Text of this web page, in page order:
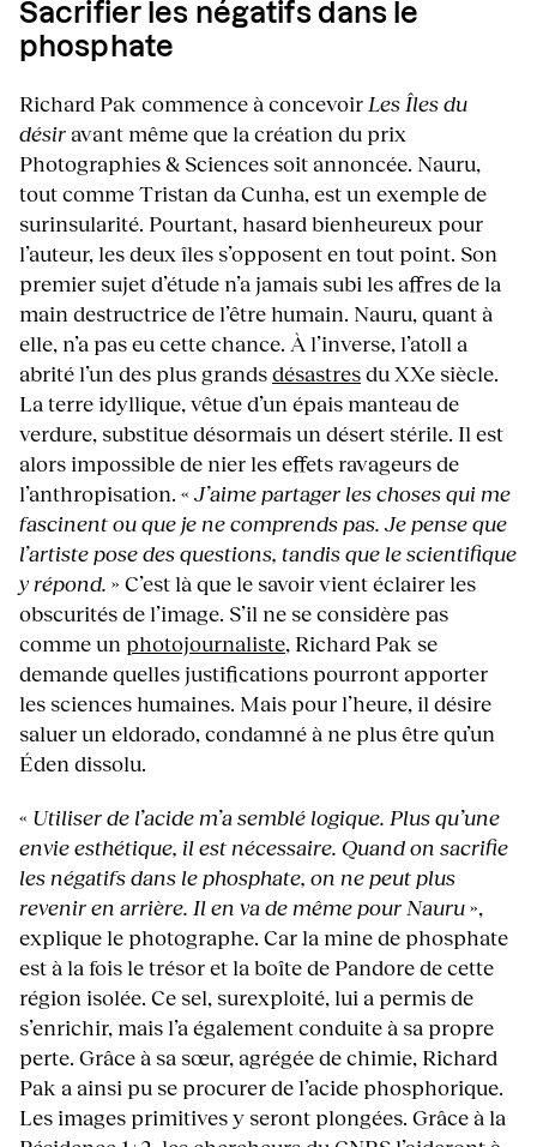
Sacrifier les négatifs dans le
phosphate
Richard Pak commence à concevoir Les Îles du
désir avant même que la création du prix
Photographies & Sciences soit annoncée. Nauru,
tout comme Tristan da Cunha, est un exemple de
surinsularité. Pourtant, hasard bienheureux pour
l’auteur, les deux îles s’opposent en tout point. Son
premier sujet d’étude n’a jamais subi les affres de la
main destructrice de l’être humain. Nauru, quant à
elle, n’a pas eu cette chance. À l’inverse, l’atoll a
abrité l’un des plus grandsdésastresdu XXe siècle.
La terre idyllique, vêtue d’un épais manteau de
verdure, substitue désormais un désert stérile. Il est
alors impossible de nier les effets ravageurs de
l’anthropisation. «J’aime partager les choses qui me
fascinent ou que je ne comprends pas. Je pense que
l’artiste pose des questions, tandis que le scientifique
y répond. » C’est là que le savoir vient éclairer les
obscurités de l’image. S’il ne se considère pas
comme un photojournaliste, Richard Pak se
demande quelles justifications pourront apporter
les sciences humaines. Mais pour l’heure, il désire
saluer un eldorado, condamné à ne plus être qu’un
Éden dissolu.
« Utiliser de l’acide m’a semblé logique. Plus qu’une
envie esthétique, il est nécessaire. Quand on sacrifie
les négatifs dans le phosphate, on ne peut plus
revenir en arrière. Il en va de même pour Nauru»,
explique le photographe. Car la mine de phosphate
est à la fois le trésor et la boîte de Pandore de cette
région isolée. Ce sel, surexploité, lui a permis de
s’enrichir, mais l’a également conduite à sa propre
perte. Grâce à sa sœur, agrégée de chimie, Richard
Pak a ainsi pu se procurer de l’acide phosphorique.
Les images primitives y seront plongées. Grâce à la